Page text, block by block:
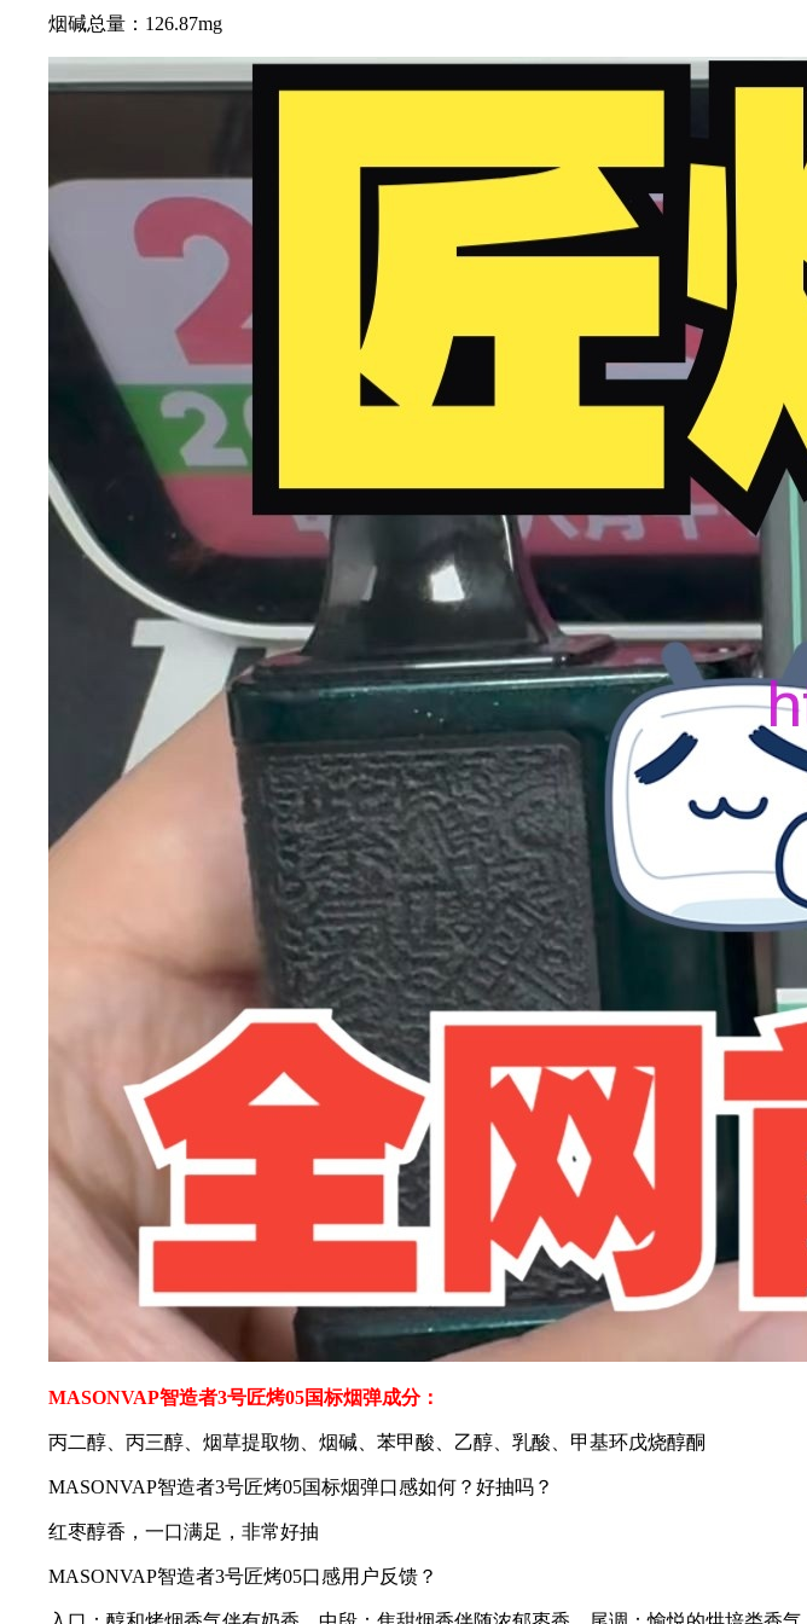
烟碱总量：126.87mg
MASONVAP智造者3号匠烤05国标烟弹成分：
丙二醇、丙三醇、烟草提取物、烟碱、苯甲酸、乙醇、乳酸、甲基环戊烧醇酮
MASONVAP智造者3号匠烤05国标烟弹口感如何？好抽吗？
红枣醇香，一口满足，非常好抽
MASONVAP智造者3号匠烤05口感用户反馈？